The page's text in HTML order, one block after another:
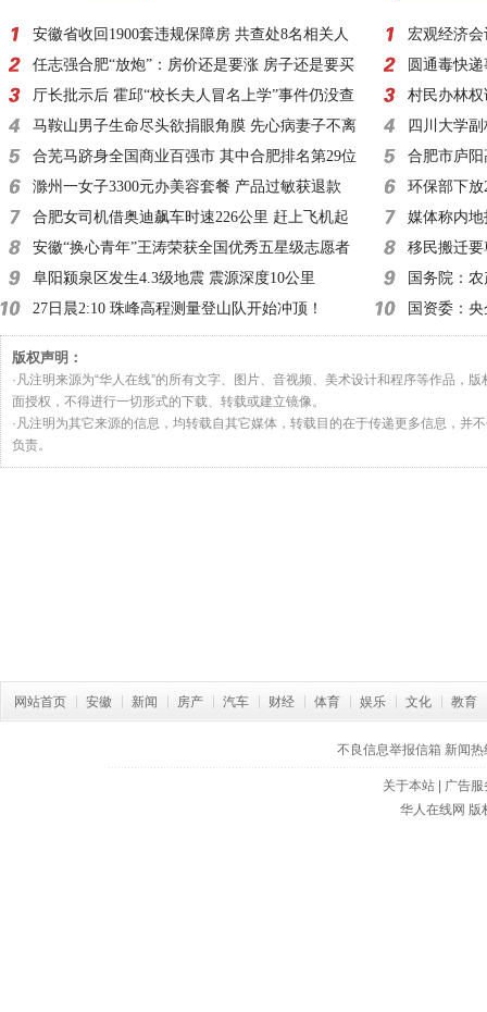
安徽省收回1900套违规保障房 共查处8名相关人
员
任志强合肥“放炮”：房价还是要涨 房子还是要买
厅长批示后 霍邱“校长夫人冒名上学”事件仍没查
清
马鞍山男子生命尽头欲捐眼角膜 先心病妻子不离
不弃
合芜马跻身全国商业百强市 其中合肥排名第29位
滁州一女子3300元办美容套餐 产品过敏获退款
合肥女司机借奥迪飙车时速226公里 赶上飞机起
飞速度
安徽“换心青年”王涛荣获全国优秀五星级志愿者
殊荣
阜阳颍泉区发生4.3级地震 震源深度10公里
27日晨2:10 珠峰高程测量登山队开始冲顶！
宏观经济
度有望加大
圆通毒快
村民办林
四川大学
合肥市庐
用餐
环保部下
不是走过场
媒体称内
完怎么办问
移民搬迁
国务院：
绩考核
国资委：
体方案
版权声明：
·凡注明来源为“华人在线”的所有文字、图片、音视频、美术设计和程序等作品，
面授权，不得进行一切形式的下载、转载或建立镜像。
·凡注明为其它来源的信息，均转载自其它媒体，转载目的在于传递更多信息，并
负责。
网站首页 安徽 新闻 房产 汽车 财经 体育 娱乐 文化 教育
不良信息举报信箱 新闻
关于本站
广告服
华人在线网 版